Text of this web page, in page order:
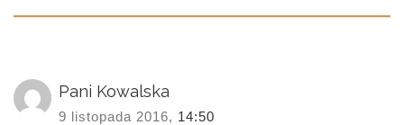
Pani Kowalska
9 listopada 2016, 14:50